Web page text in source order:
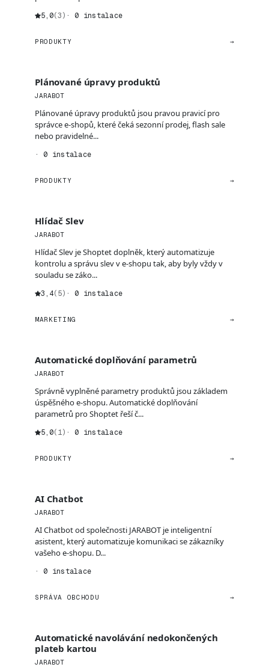
5,0(3) · 0 instalace
PRODUKTY →
Plánované úpravy produktů
JARABOT
Plánované úpravy produktů jsou pravou pravicí pro
správce e-shopů, které čeká sezonní prodej, flash sale
nebo pravidelné...
· 0 instalace
PRODUKTY →
Hlídač Slev
JARABOT
Hlídač Slev je Shoptet doplněk, který automatizuje
kontrolu a správu slev v e-shopu tak, aby byly vždy v
souladu se záko...
3,4(5) · 0 instalace
MARKETING →
Automatické doplňování parametrů
JARABOT
Správně vyplněné parametry produktů jsou základem
úspěšného e-shopu. Automatické doplňování
parametrů pro Shoptet řeší č...
5,0(1) · 0 instalace
PRODUKTY →
AI Chatbot
JARABOT
AI Chatbot od společnosti JARABOT je inteligentní
asistent, který automatizuje komunikaci se zákazníky
vašeho e-shopu. D...
· 0 instalace
SPRÁVA OBCHODU →
Automatické navolávání nedokončených
plateb kartou
JARABOT